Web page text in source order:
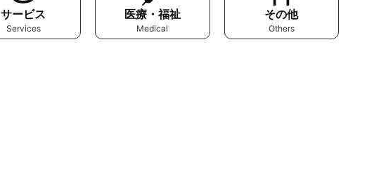
サービス
Services
医療・福祉
Medical
その他
Others